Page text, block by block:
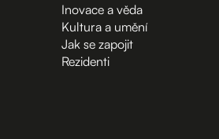
Inovace a věda
Kultura a umění
Jak se zapojit
Rezidenti